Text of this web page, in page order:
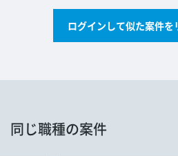
ログインして似た案件を
同じ職種の案件